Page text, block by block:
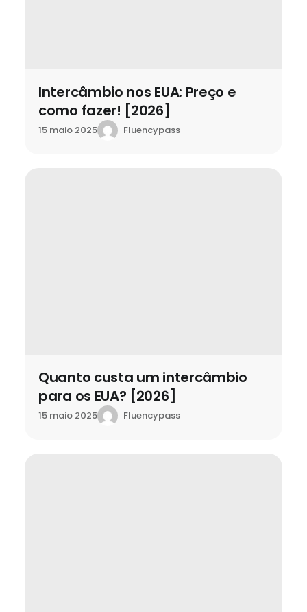
Intercâmbio nos EUA: Preço e
como fazer! [2026]
15 maio 2025 Fluencypass
Quanto custa um intercâmbio
para os EUA? [2026]
15 maio 2025 Fluencypass